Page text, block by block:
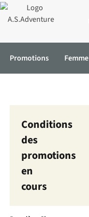
Promotions Femme
Conditions
des
promotions
en
cours